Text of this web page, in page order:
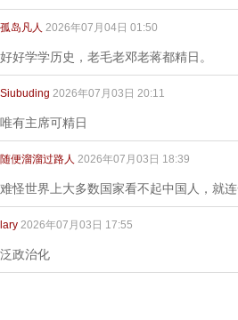
孤岛凡人 2026年07月04日 01:50
好好学学历史，老毛老邓老蒋都精日。
Siubuding 2026年07月03日 20:11
唯有主席可精日
随便溜溜过路人 2026年07月03日 18:39
难怪世界上大多数国家看不起中国人，就
lary 2026年07月03日 17:55
泛政治化